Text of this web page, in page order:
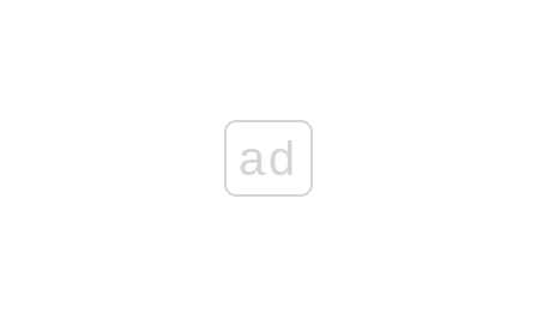
ad